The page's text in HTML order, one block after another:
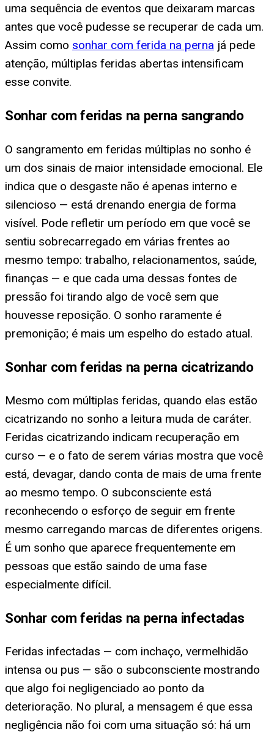
uma sequência de eventos que deixaram marcas
antes que você pudesse se recuperar de cada um.
Assim como sonhar com ferida na perna já pede
atenção, múltiplas feridas abertas intensificam
esse convite.
Sonhar com feridas na perna sangrando
O sangramento em feridas múltiplas no sonho é
um dos sinais de maior intensidade emocional. Ele
indica que o desgaste não é apenas interno e
silencioso — está drenando energia de forma
visível. Pode refletir um período em que você se
sentiu sobrecarregado em várias frentes ao
mesmo tempo: trabalho, relacionamentos, saúde,
finanças — e que cada uma dessas fontes de
pressão foi tirando algo de você sem que
houvesse reposição. O sonho raramente é
premonição; é mais um espelho do estado atual.
Sonhar com feridas na perna cicatrizando
Mesmo com múltiplas feridas, quando elas estão
cicatrizando no sonho a leitura muda de caráter.
Feridas cicatrizando indicam recuperação em
curso — e o fato de serem várias mostra que você
está, devagar, dando conta de mais de uma frente
ao mesmo tempo. O subconsciente está
reconhecendo o esforço de seguir em frente
mesmo carregando marcas de diferentes origens.
É um sonho que aparece frequentemente em
pessoas que estão saindo de uma fase
especialmente difícil.
Sonhar com feridas na perna infectadas
Feridas infectadas — com inchaço, vermelhidão
intensa ou pus — são o subconsciente mostrando
que algo foi negligenciado ao ponto da
deterioração. No plural, a mensagem é que essa
negligência não foi com uma situação só: há um